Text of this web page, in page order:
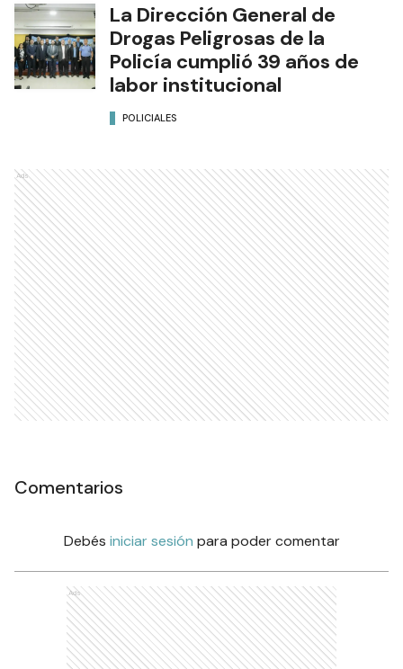
La Dirección General de
Drogas Peligrosas de la
Policía cumplió 39 años de
labor institucional
POLICIALES
Ads
Comentarios
Debés iniciar sesión para poder comentar
Ads